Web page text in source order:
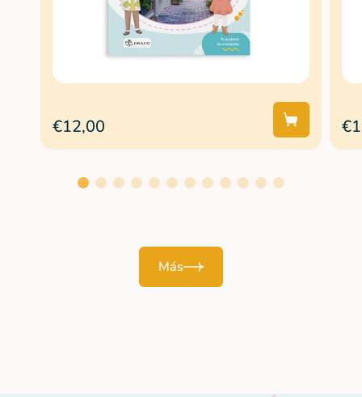
€12,00
Más